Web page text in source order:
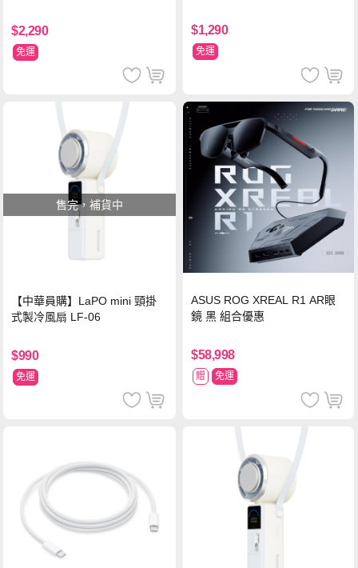
$2,290
免運
$1,290
免運
售完，補貨中
【中華員購】LaPO mini 頸掛
式製冷風扇 LF-06
$990
免運
ASUS ROG XREAL R1 AR眼
鏡 黑 組合優惠
$58,998
贈 免運